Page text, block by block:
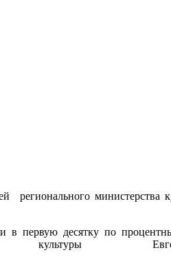
регионального министерства
в первую десятку по